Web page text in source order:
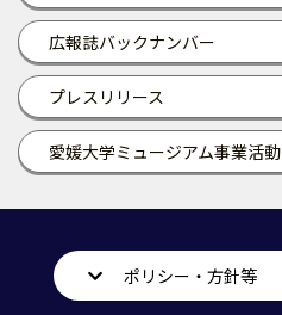
広報誌バックナンバー
プレスリリース
愛媛大学ミュージアム事業活動
ポリシー・方針等